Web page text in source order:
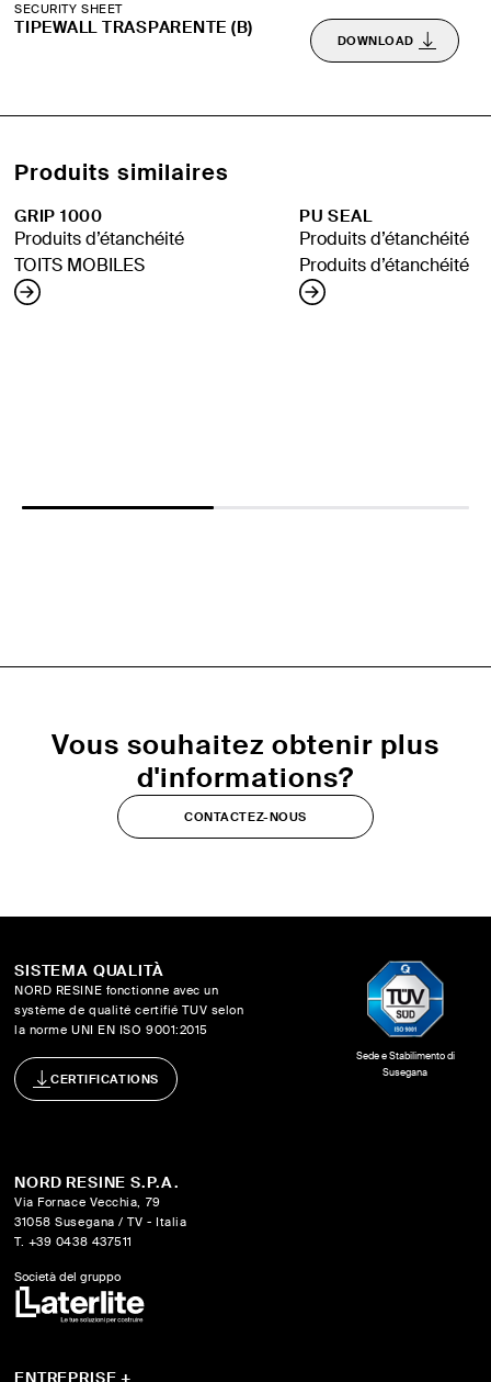
SECURITY SHEET
TIPEWALL TRASPARENTE (B)
DOWNLOAD
Produits similaires
GRIP 1000
Produits d’étanchéité
TOITS MOBILES
PU SEAL
Produits d’étanchéité
Produits d’étanchéité
Vous souhaitez obtenir plus
d'informations?
CONTACTEZ-NOUS
Sede e Stabilimento di
Susegana
SISTEMA QUALITÀ
NORD RESINE fonctionne avec un
système de qualité certifié TUV selon
la norme UNI EN ISO 9001:2015
CERTIFICATIONS
NORD RESINE S.P.A.
Via Fornace Vecchia, 79
31058 Susegana / TV - Italia
T. +39 0438 437511
Società del gruppo
ENTREPRISE+